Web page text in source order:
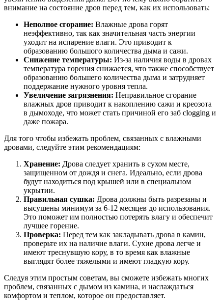
внимание на состояние дров перед тем, как их использовать:
Неполное сгорание: Влажные дрова горят
неэффективно, так как значительная часть энергии
уходит на испарение влаги. Это приводит к
образованию большого количества дыма и сажи.
Снижение температуры: Из-за наличия воды в дровах
температура горения снижается, что также способствует
образованию большего количества дыма и затрудняет
поддержание нужного уровня тепла.
Увеличение загрязнения: Неправильное сгорание
влажных дров приводит к накоплению сажи и креозота
в дымоходе, что может стать причиной его заб clogging и
даже пожара.
Для того чтобы избежать проблем, связанных с влажными
дровами, следуйте этим рекомендациям:
Хранение: Дрова следует хранить в сухом месте,
защищенном от дождя и снега. Идеально, если дрова
будут находиться под крышей или в специальном
укрытии.
Правильная сушка: Дрова должны быть разрезаны и
высушены минимум за 6-12 месяцев до использования.
Это поможет им полностью потерять влагу и обеспечит
лучшее горение.
Проверка: Перед тем как закладывать дрова в камин,
проверьте их на наличие влаги. Сухие дрова легче и
имеют треснувшую кору, в то время как влажные
выглядят более тяжелыми и имеют гладкую кору.
Следуя этим простым советам, вы сможете избежать многих
проблем, связанных с дымом из камина, и наслаждаться
комфортом и теплом, которое он предоставляет.